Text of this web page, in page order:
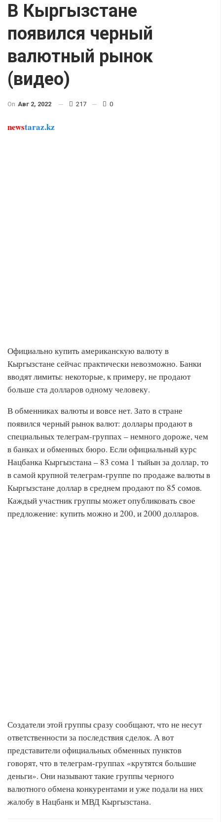
В Кыргызстане
появился черный
валютный рынок
(видео)
On Авг 2, 2022 217 0
newstaraz.kz
Официально купить американскую валюту в
Кыргызстане сейчас практически невозможно. Банки
вводят лимиты: некоторые, к примеру, не продают
больше ста долларов одному человеку.
В обменниках валюты и вовсе нет. Зато в стране
появился черный рынок валют: доллары продают в
специальных телеграм-группах – немного дороже, чем
в банках и обменных бюро. Если официальный курс
Нацбанка Кыргызстана – 83 сома 1 тыйын за доллар, то
в самой крупной телеграм-группе по продаже валюты в
Кыргызстане доллар в среднем продают по 85 сомов.
Каждый участник группы может опубликовать свое
предложение: купить можно и 200, и 2000 долларов.
Создатели этой группы сразу сообщают, что не несут
ответственности за последствия сделок. А вот
представители официальных обменных пунктов
говорят, что в телеграм-группах «крутятся большие
деньги». Они называют такие группы черного
валютного обмена конкурентами и уже подали на них
жалобу в Нацбанк и МВД Кыргызстана.